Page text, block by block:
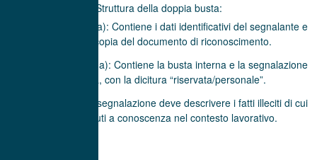
Struttura della doppia busta:
Busta 1 (interna): Contiene i dati identificativi del segnalante e
la fotocopia del documento di riconoscimento.
Busta 2 (esterna): Contiene la busta interna e la segnalazione
scritta, con la dicitura “riservata/personale”.
Contenuto: La segnalazione deve descrivere i fatti illeciti di cui
si è venuti a conoscenza nel contesto lavorativo.